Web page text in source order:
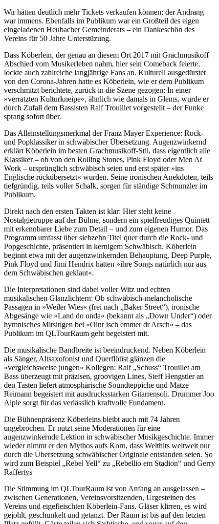
Wir hätten deutlich mehr Tickets verkaufen können; der Andrang
war immens. Ebenfalls im Publikum war ein Großteil des eigen
eingeladenen Heubacher Gemeinderats – ein Dankeschön des
Vereins für 50 Jahre Unterstüzung.
Dass Köberlein, der genau an diesem Ort 2017 mit Grachmusikoff
Abschied vom Musikerleben nahm, hier sein Comeback feierte,
lockte auch zahlreiche langjährige Fans an. Kulturell ausgedürstet
von den Corona-Jahren hatte es Köberlein, wie er dem Publikum
verschmitzt berichtete, zurück in die Szene gezogen: In einer
»verratzten Kulturkneipe«, ähnlich wie damals in Glems, wurde er
durch Zufall dem Bassisten Ralf Trouillet vorgestellt – der Funke
sprang sofort über.
Das Alleinstellungsmerkmal der Franz Mayer Experience: Rock-
und Popklassiker in schwäbischer Übersetzung. Augenzwinkernd
erklärt Köberlein im besten Grachmusikoff-Stil, dass eigentlich alle
Klassiker – ob von den Rolling Stones, Pink Floyd oder Men At
Work – ursprünglich schwäbisch seien und erst später »ins
Englische rückübersetzt« wurden. Seine ironischen Anekdoten, teils
tiefgründig, teils voller Schalk, sorgen für ständige Schmunzler im
Publikum.
Direkt nach den ersten Takten ist klar: Hier steht keine
Nostalgietruppe auf der Bühne, sondern ein spielfreudiges Quintett
mit erkennbarer Liebe zum Detail – und zum eigenen Humor. Das
Programm umfasst über siebzehn Titel quer durch die Rock- und
Popgeschichte, präsentiert in kernigem Schwäbisch. Köberlein
beginnt etwa mit der augenzwinkernden Behauptung, Deep Purple,
Pink Floyd und Jimi Hendrix hätten »ihre Songs natürlich nur aus
dem Schwäbischen geklaut«.
Die Interpretationen sind dabei voller Witz und echten
musikalischen Glanzlichtern: Ob schwäbisch-melancholische
Passagen in »Weiler Wies« (frei nach „Baker Street“), ironische
Abgesänge wie »Land do onda« (bekannt als „Down Under“) oder
hymnisches Mitsingen bei »Oinr isch emmer dr Arsch« – das
Publikum im QLTourRaum geht begeistert mit.
Die musikalische Bandbreite ist beeindruckend. Neben Köberlein
als Sänger, Altsaxofonist und Querflötist glänzen die
»vergleichsweise jungen« Kollegen: Ralf „Schuss“ Trouillet am
Bass überzeugt mit präzisen, groovigen Lines, Steff Hengstler an
den Tasten liefert atmosphärische Soundteppiche und Matze
Reimann begeistert mit ausdrucksstarken Gitarrensoli. Drummer Joo
Aiple sorgt für das verlässlich kraftvolle Fundament.
Die Bühnenpräsenz Köberleins bleibt auch mit 74 Jahren
ungebrochen. Er nutzt seine Moderationen für eine
augenzwinkernde Lektion in schwäbischer Musikgeschichte. Immer
wieder nimmt er den Mythos aufs Korn, dass Welthits weltweit nur
durch die Übersetzung schwäbischer Originale entstanden seien. So
wird zum Beispiel „Rebel Yell“ zu „Rebellio em Stadion“ und Gerry
Raffertys
Die Stimmung im QLTourRaum ist von Anfang an ausgelassen –
zwischen Generationen, Vereinsvorsitzenden, Urgesteinen des
Vereins und eigefleischten Köberlein-Fans. Gläser klirren, es wird
gejohlt, geschunkelt und getanzt. Der Raum ist bis auf den letzten